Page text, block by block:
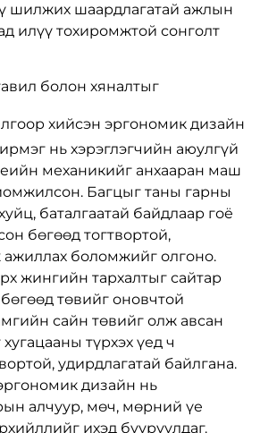
шилжих шаардлагатай ажлын
илүү тохиромжтой сонголт
болон хяналтыг
хийсэн эргономик дизайн
нь хэрэглэгчийн аюулгүй
механикийг анхааран маш
Багцыг таны гарны
баталгаатай байдлаар гоё
бөгөөд тогтвортой,
ажиллах боломжийг олгоно.
жингийн тархалтыг сайтар
төвийг оновчтой
сайн төвийг олж авсан
хугацааны түрхэх үед ч
удирдлагатай байлгана.
дизайн нь
алчуур, мөч, мөрний үе
ихэд бууруулдаг.